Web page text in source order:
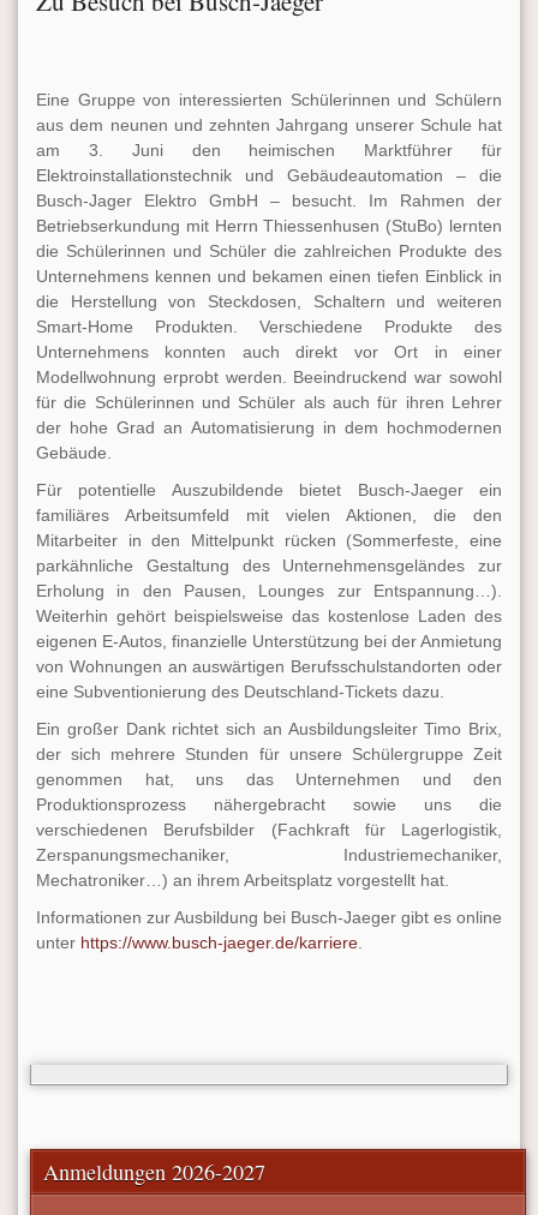
Eine Gruppe von interessierten Schülerinnen und Schülern
aus dem neunen und zehnten Jahrgang unserer Schule hat
am 3. Juni den heimischen Marktführer für
Elektroinstallationstechnik und Gebäudeautomation – die
Busch-Jager Elektro GmbH – besucht. Im Rahmen der
Betriebserkundung mit Herrn Thiessenhusen (StuBo) lernten
die Schülerinnen und Schüler die zahlreichen Produkte des
Unternehmens kennen und bekamen einen tiefen Einblick in
die Herstellung von Steckdosen, Schaltern und weiteren
Smart-Home Produkten. Verschiedene Produkte des
Unternehmens konnten auch direkt vor Ort in einer
Modellwohnung erprobt werden. Beeindruckend war sowohl
für die Schülerinnen und Schüler als auch für ihren Lehrer
der hohe Grad an Automatisierung in dem hochmodernen
Gebäude.
Für potentielle Auszubildende bietet Busch-Jaeger ein
familiäres Arbeitsumfeld mit vielen Aktionen, die den
Mitarbeiter in den Mittelpunkt rücken (Sommerfeste, eine
parkähnliche Gestaltung des Unternehmensgeländes zur
Erholung in den Pausen, Lounges zur Entspannung…).
Weiterhin gehört beispielsweise das kostenlose Laden des
eigenen E-Autos, finanzielle Unterstützung bei der Anmietung
von Wohnungen an auswärtigen Berufsschulstandorten oder
eine Subventionierung des Deutschland-Tickets dazu.
Ein großer Dank richtet sich an Ausbildungsleiter Timo Brix,
der sich mehrere Stunden für unsere Schülergruppe Zeit
genommen hat, uns das Unternehmen und den
Produktionsprozess nähergebracht sowie uns die
verschiedenen Berufsbilder (Fachkraft für Lagerlogistik,
Zerspanungsmechaniker, Industriemechaniker,
Mechatroniker…) an ihrem Arbeitsplatz vorgestellt hat.
Informationen zur Ausbildung bei Busch-Jaeger gibt es online
unter https://www.busch-jaeger.de/karriere
Anmeldungen 2026-2027